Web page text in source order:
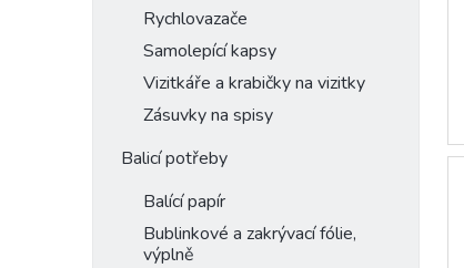
Rychlovazače
Samolepící kapsy
Vizitkáře a krabičky na vizitky
Zásuvky na spisy
Balicí potřeby
Balící papír
Bublinkové a zakrývací fólie,
výplně